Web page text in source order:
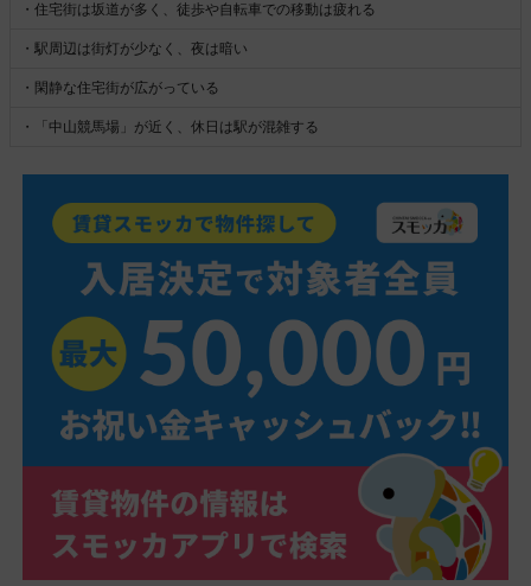
・住宅街は坂道が多く、徒歩や自転車での移動は疲れる
・駅周辺は街灯が少なく、夜は暗い
・閑静な住宅街が広がっている
・「中山競馬場」が近く、休日は駅が混雑する